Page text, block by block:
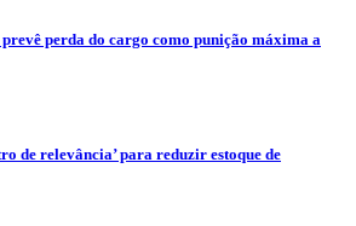
perda do cargo como punição máxima a
de relevância’ para reduzir estoque de